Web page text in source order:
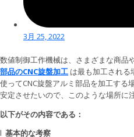
3月 25, 2022
数値制御工作機械は、さまざまな商品
部品のCNC旋盤加工 は最も加工される
使ってCNC旋盤アルミ部品を加工する
安定させたいので、このような場所に
以下がその内容である：
l 基本的な考察